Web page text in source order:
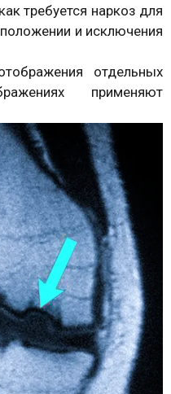
требуется наркоз для
и исключения
отдельных
применяют